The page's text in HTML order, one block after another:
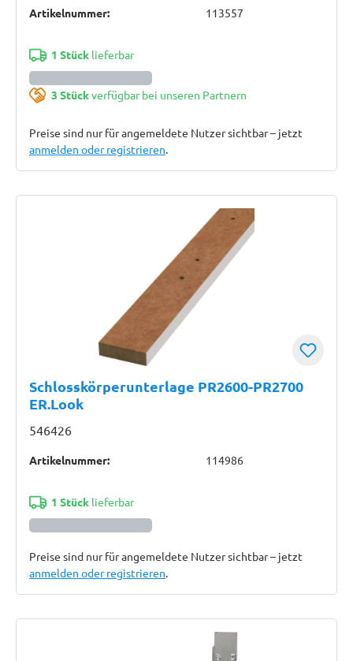
Artikelnummer: 113557
1 Stücklieferbar
3 Stückverfügbar bei unseren Partnern
Preise sind nur für angemeldete Nutzer sichtbar – jetzt
anmelden oder registrieren.
Schlosskörperunterlage PR2600-PR2700
ER.Look
546426
Artikelnummer: 114986
1 Stücklieferbar
Preise sind nur für angemeldete Nutzer sichtbar – jetzt
anmelden oder registrieren.